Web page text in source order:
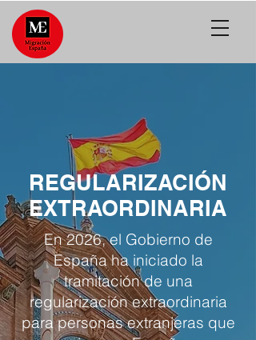
REGULARIZACIÓN
EXTRAORDINARIA
En 2026, el Gobierno de
España ha iniciado la
tramitación de una
regularización extraordinaria
para personas extranjeras que